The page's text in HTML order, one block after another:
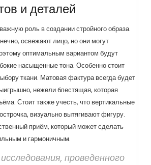
и деталей
роль в создании стройного образа.
освежают лицо, но они могут
оптимальным вариантом будут
насыщенные тона. Особенно стоит
ткани. Матовая фактура всегда будет
нежели блестящая, которая
Стоит также учесть, что вертикальные
визуально вытягивают фигуру.
приём, который может сделать
и гармоничным.
проведенного